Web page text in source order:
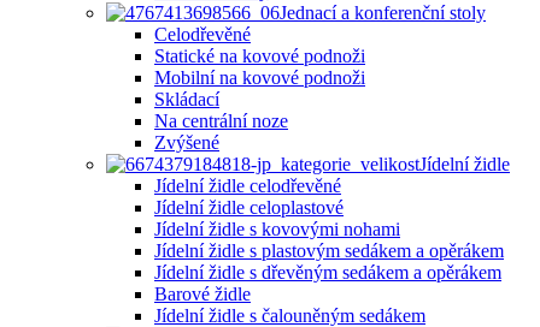
Jednací a konferenční stoly
Celodřevěné
Statické na kovové podnoži
Mobilní na kovové podnoži
Skládací
Na centrální noze
Zvýšené
Jídelní židle
Jídelní židle celodřevěné
Jídelní židle celoplastové
Jídelní židle s kovovými nohami
Jídelní židle s plastovým sedákem a opěrákem
Jídelní židle s dřevěným sedákem a opěrákem
Barové židle
Jídelní židle s čalouněným sedákem